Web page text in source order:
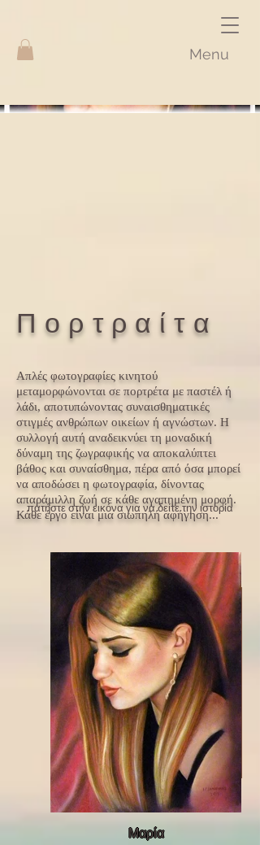
Menu
Πορτραίτα
Απλές φωτογραφίες κινητού
μεταμορφώνονται σε πορτρέτα με παστέλ ή
λάδι, αποτυπώνοντας συναισθηματικές
στιγμές ανθρώπων οικείων ή αγνώστων. Η
συλλογή αυτή αναδεικνύει τη μοναδική
δύναμη της ζωγραφικής να αποκαλύπτει
βάθος και συναίσθημα, πέρα από όσα μπορεί
να αποδώσει η φωτογραφία, δίνοντας
απαράμιλλη ζωή σε κάθε αγαπημένη μορφή.
Κάθε έργο είναι μια σιωπηλή αφήγηση...
Μαρία
πατήστε στην εικόνα για να δείτε την ιστορία